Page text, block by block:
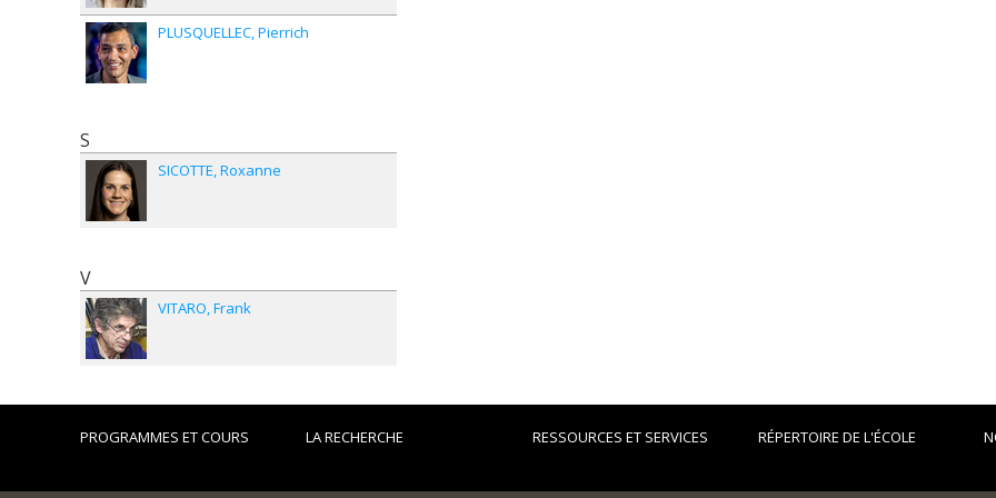
PLUSQUELLEC Pierrich
S
SICOTTE Roxanne
V
VITARO Frank
PROGRAMMES ET COURS LA RECHERCHE RESSOURCES ET SERVICES RÉPERTOIRE DE L'ÉCOLE